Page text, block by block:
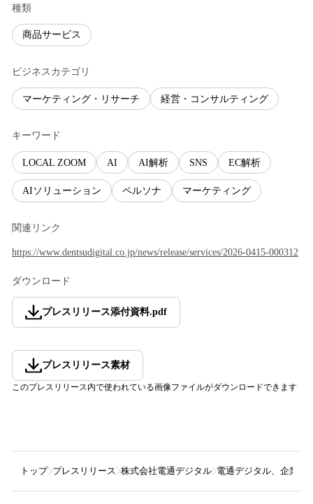
種類
商品サービス
ビジネスカテゴリ
マーケティング・リサーチ 経営・コンサルティング
キーワード
LOCAL ZOOM AI AI解析 SNS EC解析
AIソリューション ペルソナ マーケティング
関連リンク
https://www.dentsudigital.co.jp/news/release/services/2026-0415-000312
ダウンロード
プレスリリース添付資料.pdf
プレスリリース素材
このプレスリリース内で使われている画像ファイルがダウンロードできます
トップ プレスリリース 株式会社電通デジタル 電通デジタル、企業の